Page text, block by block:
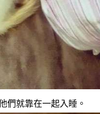
們就靠在一起入睡。